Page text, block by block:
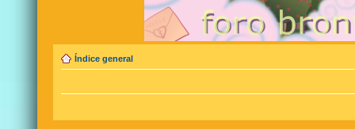
Índice general